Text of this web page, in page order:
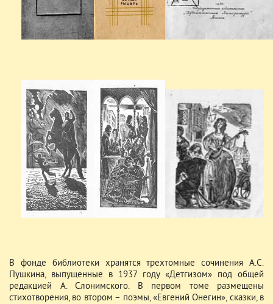
В фонде библиотеки хранятся трехтомные сочинения А.С.
Пушкина, выпущенные в 1937 году «Детгизом» под общей
редакцией А. Слонимского. В первом томе размещены
стихотворения, во втором – поэмы, «Евгений Онегин», сказки, в